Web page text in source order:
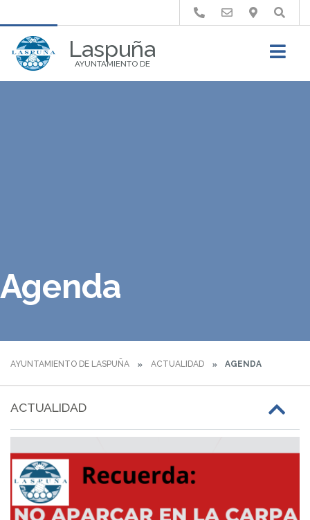
Laspuña
AYUNTAMIENTO DE
Buscar
Agenda
AYUNTAMIENTO DE LASPUÑA ACTUALIDAD AGENDA
ACTUALIDAD